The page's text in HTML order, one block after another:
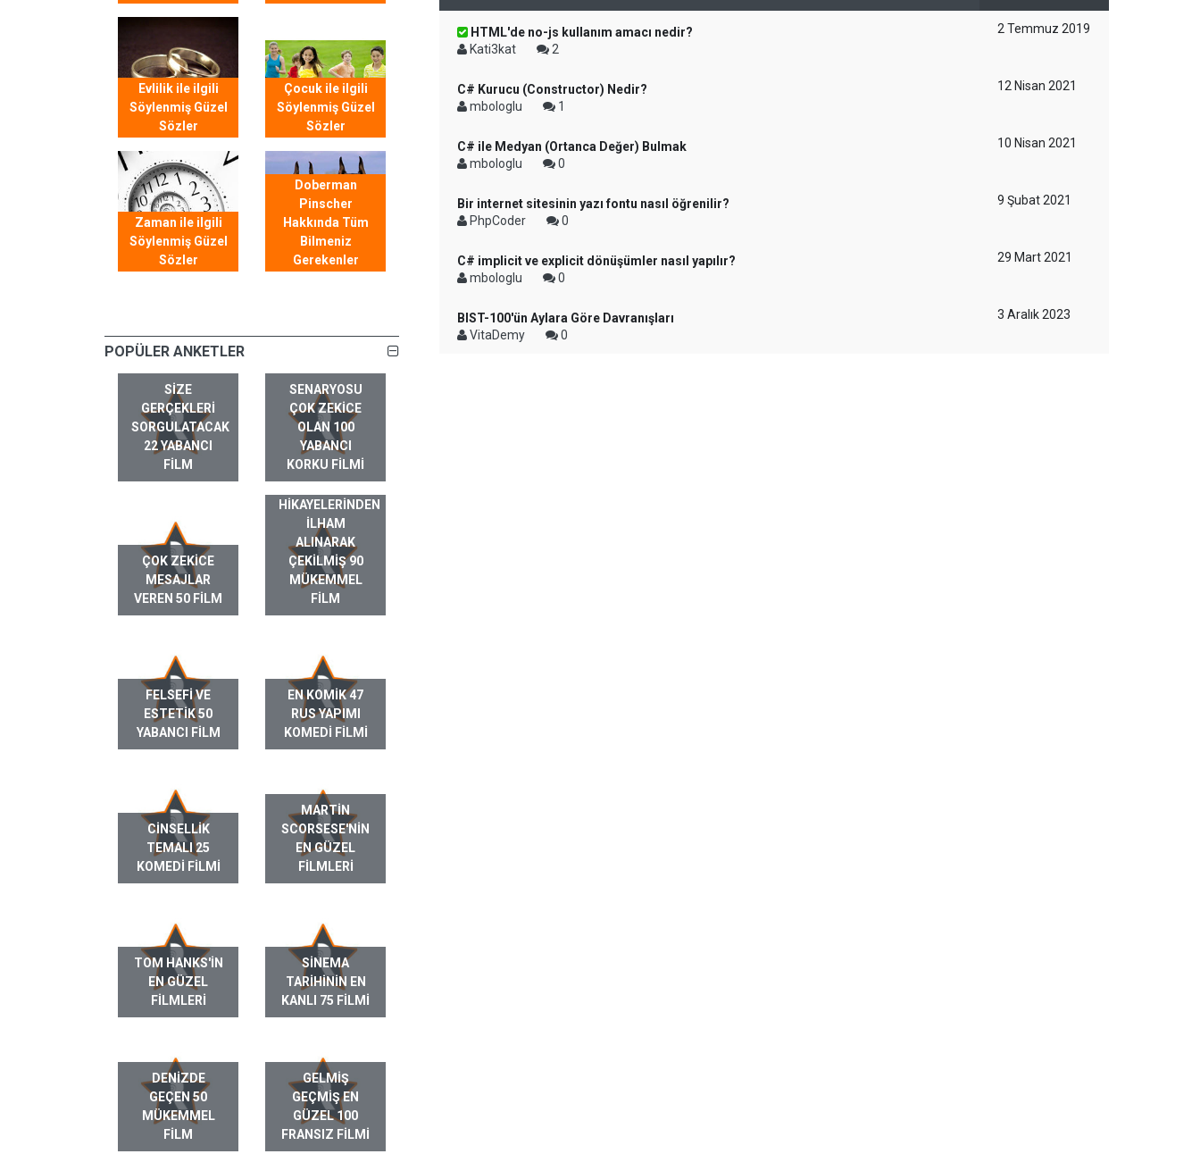
Evlilik ile ilgili
Söylenmiş Güzel
Sözler
Çocuk ile ilgili
Söylenmiş Güzel
Sözler
Zaman ile ilgili
Söylenmiş Güzel
Sözler
Doberman
Pinscher
Hakkında Tüm
Bilmeniz
Gerekenler
POPÜLER ANKETLER
SIZE
GERÇEKLERI
SORGULATACAK
22 YABANCI
FILM
SENARYOSU
ÇOK ZEKICE
OLAN 100
YABANCI
KORKU FILMI
ÇOK ZEKICE
MESAJLAR
VEREN 50 FILM
GERÇEK HAYAT
HIKAYELERINDEN
ILHAM
ALINARAK
ÇEKILMIŞ 90
MÜKEMMEL
FILM
FELSEFI VE
ESTETIK 50
YABANCI FILM
EN KOMIK 47
RUS YAPIMI
KOMEDI FILMI
CINSELLIK
TEMALI 25
KOMEDI FILMI
MARTIN
SCORSESE'NIN
EN GÜZEL
FILMLERI
TOM HANKS'IN
EN GÜZEL
FILMLERI
SINEMA
TARIHININ EN
KANLI 75 FILMI
DENIZDE
GEÇEN 50
MÜKEMMEL
FILM
GELMIŞ
GEÇMIŞ EN
GÜZEL 100
FRANSIZ FILMI
HTML'de no-js kullanım amacı nedir?
Kati3kat
2
2 Temmuz 2019
C# Kurucu (Constructor) Nedir?
mbologlu
1
12 Nisan 2021
C# ile Medyan (Ortanca Değer) Bulmak
mbologlu
0
10 Nisan 2021
Bir internet sitesinin yazı fontu nasıl öğrenilir?
PhpCoder
0
9 Şubat 2021
C# implicit ve explicit dönüşümler nasıl yapılır?
mbologlu
0
29 Mart 2021
BIST-100'ün Aylara Göre Davranışları
VitaDemy
0
3 Aralık 2023